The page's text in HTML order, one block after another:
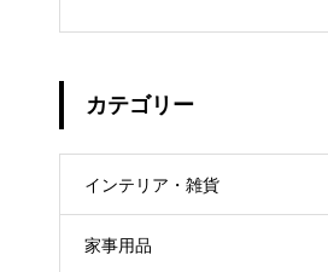
カテゴリー
インテリア・雑貨
家事用品